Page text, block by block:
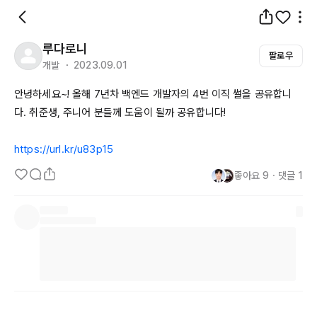
루다로니
개발 ・ 2023.09.01
팔로우
안녕하세요~! 올해 7년차 백엔드 개발자의 4번 이직 썰을 공유합니
다. 취준생, 주니어 분들께 도움이 될까 공유합니다!
https://url.kr/u83p15
좋아요 9 ・ 댓글 1